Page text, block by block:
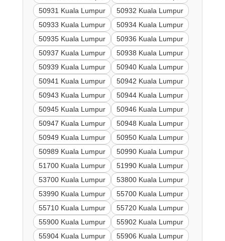
50931 Kuala Lumpur
50932 Kuala Lumpur
50933 Kuala Lumpur
50934 Kuala Lumpur
50935 Kuala Lumpur
50936 Kuala Lumpur
50937 Kuala Lumpur
50938 Kuala Lumpur
50939 Kuala Lumpur
50940 Kuala Lumpur
50941 Kuala Lumpur
50942 Kuala Lumpur
50943 Kuala Lumpur
50944 Kuala Lumpur
50945 Kuala Lumpur
50946 Kuala Lumpur
50947 Kuala Lumpur
50948 Kuala Lumpur
50949 Kuala Lumpur
50950 Kuala Lumpur
50989 Kuala Lumpur
50990 Kuala Lumpur
51700 Kuala Lumpur
51990 Kuala Lumpur
53700 Kuala Lumpur
53800 Kuala Lumpur
53990 Kuala Lumpur
55700 Kuala Lumpur
55710 Kuala Lumpur
55720 Kuala Lumpur
55900 Kuala Lumpur
55902 Kuala Lumpur
55904 Kuala Lumpur
55906 Kuala Lumpur